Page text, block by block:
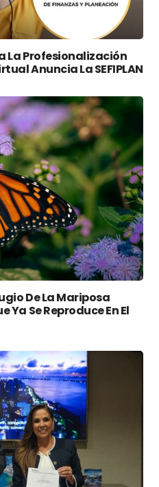
La Profesionalización
Anuncia La SEFIPLAN
De La Mariposa
Ya Se Reproduce En El